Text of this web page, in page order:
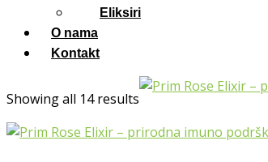
Eliksiri
O nama
Kontakt
Showing all 14 results